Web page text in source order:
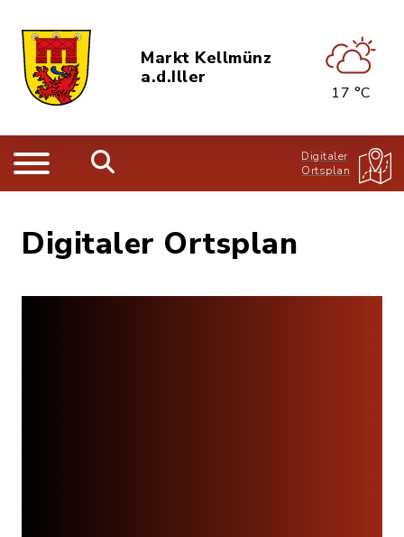
Markt Kellmünz
a.d.Iller
17 °C
Digitaler
Ortsplan
Digitaler Ortsplan